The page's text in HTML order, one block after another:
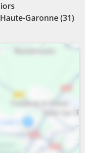
Haute-Garonne (31)